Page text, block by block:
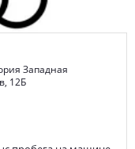
Западная
12Б